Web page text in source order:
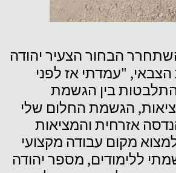
הבחור הצעיר יהודה
הצבאי, "עמדתי אז לפני
בין הגשמת
, הגשמת החלום שלי
אזרחית והמציאות
מקום עבודה מקצועי
ללימודים, מספר יהודה